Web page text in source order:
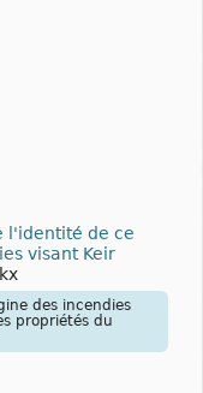
l'identité de ce
visant Keir
des incendies
propriétés du